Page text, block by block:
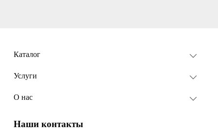
Каталог
Услуги
О нас
Наши контакты